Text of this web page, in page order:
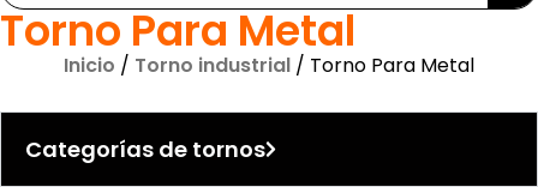
Torno Para Metal
Inicio / Torno industrial / Torno Para Metal
Categorías de tornos